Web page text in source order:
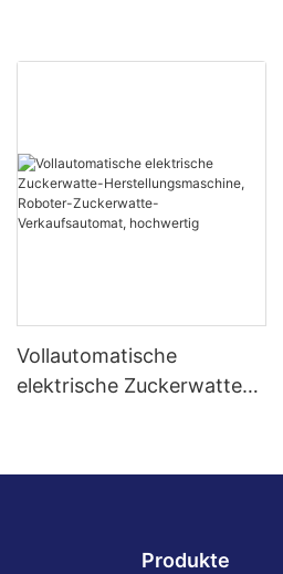
Vollautomatische
elektrische Zuckerwatte-
Verkaufsautomat,
Produkte